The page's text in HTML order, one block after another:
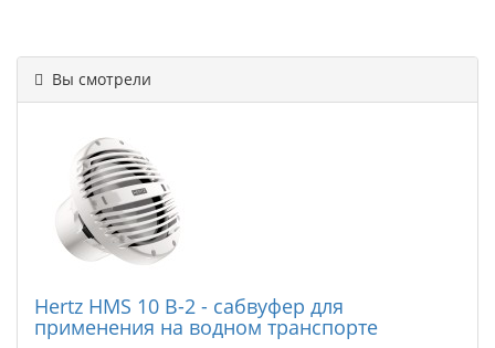
Вы смотрели
Hertz HMS 10 B-2 - сабвуфер для
применения на водном транспорте